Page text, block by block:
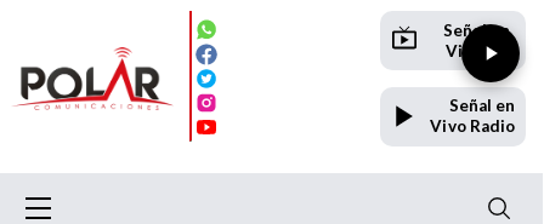
Señal en
Vivo TV
Señal en
Vivo Radio